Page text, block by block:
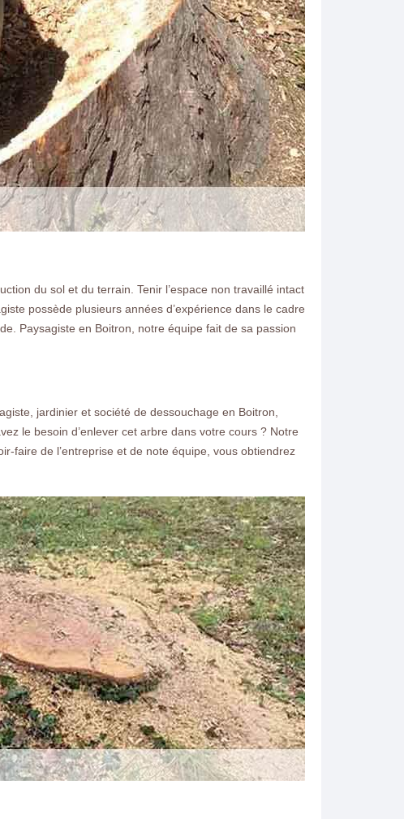
du sol et du terrain. Tenir l’espace non travaillé intact
possède plusieurs années d’expérience dans le cadre
Paysagiste en Boitron, notre équipe fait de sa passion
jardinier et société de dessouchage en Boitron,
le besoin d’enlever cet arbre dans votre cours ? Notre
faire de l’entreprise et de note équipe, vous obtiendrez